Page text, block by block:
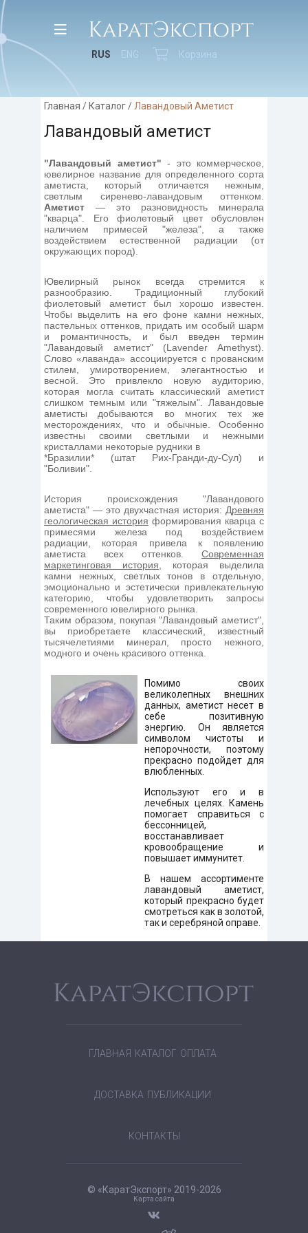
RUS ENG Корзина
Главная /Каталог/ Лавандовый Аметист
Лавандовый аметист
"Лавандовый аметист" - это коммерческое,
ювелирное название для определенного сорта
аметиста, который отличается нежным,
светлым сиренево-лавандовым оттенком.
Аметист — это разновидность минерала
"кварца". Его фиолетовый цвет обусловлен
наличием примесей "железа", а также
воздействием естественной радиации (от
окружающих пород).
Ювелирный рынок всегда стремится к
разнообразию. Традиционный глубокий
фиолетовый аметист был хорошо известен.
Чтобы выделить на его фоне камни нежных,
пастельных оттенков, придать им особый шарм
и романтичность, и был введен термин
"Лавандовый аметист" (Lavender Amethyst).
Слово «лаванда» ассоциируется с прованским
стилем, умиротворением, элегантностью и
весной. Это привлекло новую аудиторию,
которая могла считать классический аметист
слишком темным или "тяжелым". Лавандовые
аметисты добываются во многих тех же
месторождениях, что и обычные. Особенно
известны своими светлыми и нежными
кристаллами некоторые рудники в
*Бразилии* (штат Рих-Гранди-ду-Сул) и
"Боливии".
История происхождения "Лавандового
аметиста" — это двухчастная история: Древняя
геологическая история формирования кварца с
примесями железа под воздействием
радиации, которая привела к появлению
аметиста всех оттенков. Современная
маркетинговая история , которая выделила
камни нежных, светлых тонов в отдельную,
эмоционально и эстетически привлекательную
категорию, чтобы удовлетворить запросы
современного ювелирного рынка.
Таким образом, покупая "Лавандовый аметист",
вы приобретаете классический, известный
тысячелетиями минерал, просто нежного,
модного и очень красивого оттенка.
Помимо своих
великолепных внешних
данных, аметист несет в
себе позитивную
энергию. Он является
символом чистоты и
непорочности, поэтому
прекрасно подойдет для
влюбленных.
Используют его и в
лечебных целях. Камень
помогает справиться с
бессонницей,
восстанавливает
кровообращение и
повышает иммунитет.
В нашем ассортименте
лавандовый аметист,
который прекрасно будет
смотреться как в золотой,
так и серебряной оправе.
ГЛАВНАЯ КАТАЛОГ ОПЛАТА
ДОСТАВКА ПУБЛИКАЦИИ
КОНТАКТЫ
© «КаратЭкспорт» 2019-2026
Карта сайта